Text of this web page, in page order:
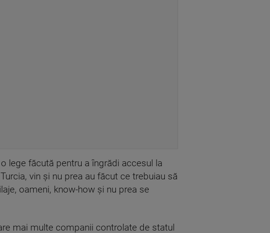
lege făcută pentru a îngrădi accesul la
vin şi nu prea au făcut ce trebuiau să
oameni, know-how şi nu prea se
mai multe companii controlate de statul